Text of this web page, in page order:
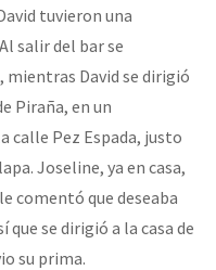
tuvieron una
salir del bar se
mientras David se dirigió
Piraña, en un
Pez Espada, justo
Joseline, ya en casa,
comentó que deseaba
que se dirigió a la casa de
su prima.